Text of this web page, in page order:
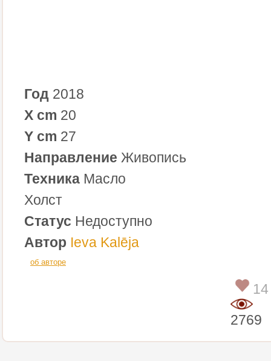
Год 2018
X cm 20
Y cm 27
Направление Живопись
Техника Масло
Холст
Статус Недоступно
Автор Ieva Kalēja
об авторе
14
2769